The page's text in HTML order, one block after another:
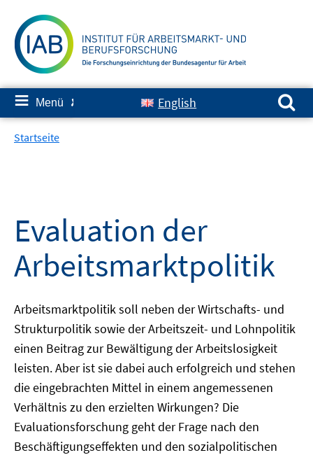
zum
Inhalt
≡ Menü ✘ English
Suchen nach:
Startseite
Evaluation der
Arbeitsmarktpolitik
Arbeitsmarktpolitik soll neben der Wirtschafts- und
Strukturpolitik sowie der Arbeitszeit- und Lohnpolitik
einen Beitrag zur Bewältigung der Arbeitslosigkeit
leisten. Aber ist sie dabei auch erfolgreich und stehen
die eingebrachten Mittel in einem angemessenen
Verhältnis zu den erzielten Wirkungen? Die
Evaluationsforschung geht der Frage nach den
Beschäftigungseffekten und den sozialpolitischen